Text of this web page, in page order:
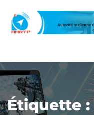
Étiquette :